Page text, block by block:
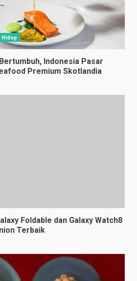
Hidup
Indonesia Pasar
Premium Skotlandia
Foldable dan Galaxy Watch8
Terbaik